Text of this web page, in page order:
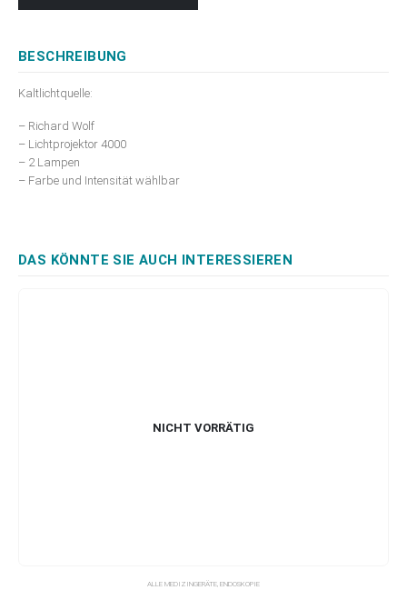
BESCHREIBUNG
Kaltlichtquelle:
– Richard Wolf
– Lichtprojektor 4000
– 2 Lampen
– Farbe und Intensität wählbar
DAS KÖNNTE SIE AUCH INTERESSIEREN
NICHT VORRÄTIG
ALLE MEDIZINGERÄTE, ENDOSKOPIE